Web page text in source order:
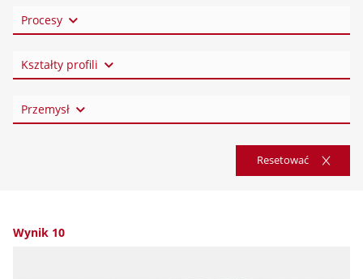
Procesy
Kształty profili
Przemysł
Resetować
Wynik 10